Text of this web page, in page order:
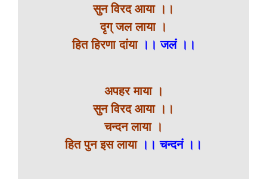
सुन विरद आया ।।
दृग् जल लाया ।
हित हिरणा दांया।। जलं ।।
अपहर माया ।
सुन विरद आया ।।
चन्दन लाया ।
हित पुन इस लाया।। चन्दनं ।।